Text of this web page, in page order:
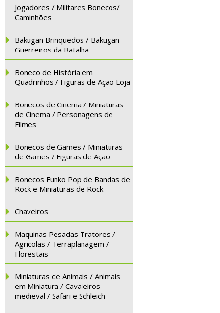
Jogadores / Militares Bonecos/
Caminhões
Bakugan Brinquedos / Bakugan
Guerreiros da Batalha
Boneco de História em
Quadrinhos / Figuras de Ação Loja
Bonecos de Cinema / Miniaturas
de Cinema / Personagens de
Filmes
Bonecos de Games / Miniaturas
de Games / Figuras de Ação
Bonecos Funko Pop de Bandas de
Rock e Miniaturas de Rock
Chaveiros
Maquinas Pesadas Tratores /
Agricolas / Terraplanagem /
Florestais
Miniaturas de Animais / Animais
em Miniatura / Cavaleiros
medieval / Safari e Schleich